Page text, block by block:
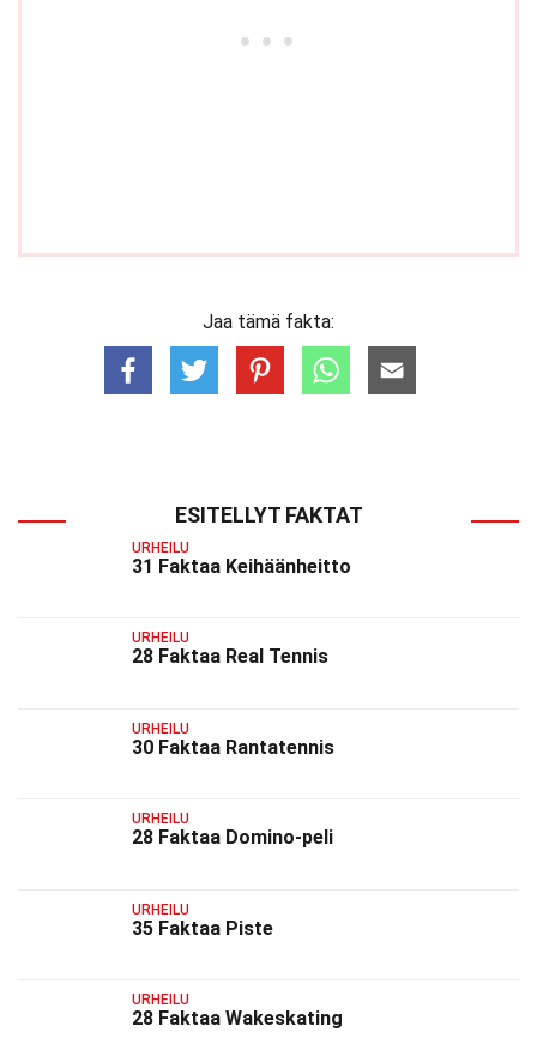
Jaa tämä fakta:
ESITELLYT FAKTAT
URHEILU
31 Faktaa Keihäänheitto
URHEILU
28 Faktaa Real Tennis
URHEILU
30 Faktaa Rantatennis
URHEILU
28 Faktaa Domino-peli
URHEILU
35 Faktaa Piste
URHEILU
28 Faktaa Wakeskating